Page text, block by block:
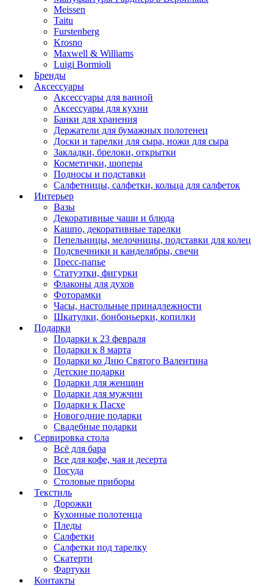
Meissen
Taitu
Furstenberg
Krosno
Maxwell & Williams
Luigi Bormioli
Бренды
Аксессуары
Аксессуары для ванной
Аксессуары для кухни
Банки для хранения
Держатели для бумажных полотенец
Доски и тарелки для сыра, ножи для сыра
Закладки, брелоки, открытки
Косметички, шоперы
Подносы и подставки
Салфетницы, салфетки, кольца для салфеток
Интерьер
Вазы
Декоративные чаши и блюда
Кашпо, декоративные тарелки
Пепельницы, мелочницы, подставки для колец
Подсвечники и канделябры, свечи
Пресс-папье
Статуэтки, фигурки
Флаконы для духов
Фоторамки
Часы, настольные принадлежности
Шкатулки, бонбоньерки, копилки
Подарки
Подарки к 23 февраля
Подарки к 8 марта
Подарки ко Дню Святого Валентина
Детские подарки
Подарки для женщин
Подарки для мужчин
Подарки к Пасхе
Новогодние подарки
Свадебные подарки
Сервировка стола
Всё для бара
Все для кофе, чая и десерта
Посуда
Столовые приборы
Текстиль
Дорожки
Кухонные полотенца
Пледы
Салфетки
Салфетки под тарелку
Скатерти
Фартуки
Контакты